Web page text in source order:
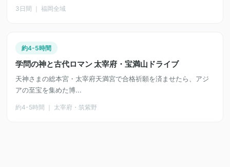
3日間 ｜ 福岡全域
約4-5時間
学問の神と古代ロマン 太宰府・宝満山ドライブ
天神さまの総本宮・太宰府天満宮で合格祈願を済ませたら、アジ
アの至宝を集めた博...
約4-5時間 ｜ 太宰府・筑紫野